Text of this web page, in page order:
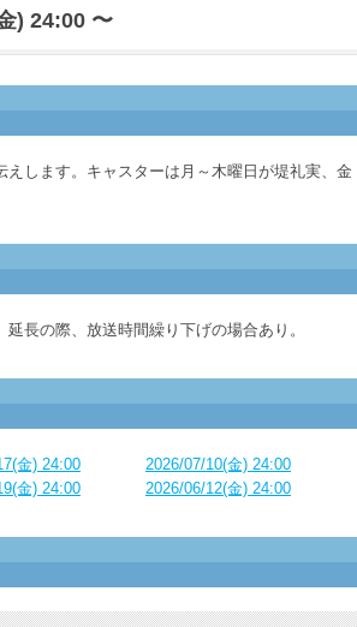
) 24:00 〜
します。キャスターは月～木曜日が堤礼実、金
長の際、放送時間繰り下げの場合あり。
金) 24:00
2026/07/10(金) 24:00
金) 24:00 2026/06/12(金) 24:00